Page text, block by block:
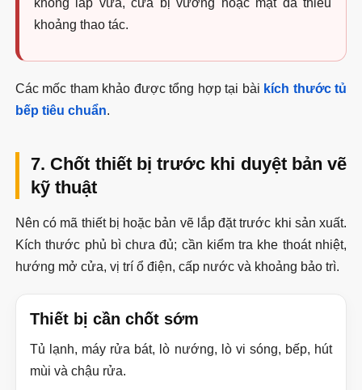
không lắp vừa, cửa bị vướng hoặc mặt đá thiếu
khoảng thao tác.
Các mốc tham khảo được tổng hợp tại bài kích thước tủ
bếp tiêu chuẩn.
7. Chốt thiết bị trước khi duyệt bản vẽ
kỹ thuật
Nên có mã thiết bị hoặc bản vẽ lắp đặt trước khi sản xuất.
Kích thước phủ bì chưa đủ; cần kiểm tra khe thoát nhiệt,
hướng mở cửa, vị trí ổ điện, cấp nước và khoảng bảo trì.
Thiết bị cần chốt sớm
Tủ lạnh, máy rửa bát, lò nướng, lò vi sóng, bếp, hút
mùi và chậu rửa.